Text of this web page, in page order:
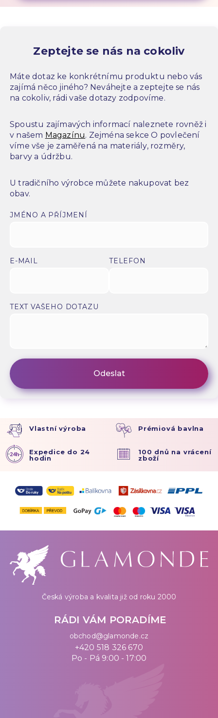
Zeptejte se nás na cokoliv
Máte dotaz ke konkrétnímu produktu nebo vás
zajímá něco jiného? Neváhejte a zeptejte se nás
na cokoliv, rádi vaše dotazy zodpovíme.
Spoustu zajímavých informací naleznete rovněž i
v našem Magazínu. Zejména sekce O povlečení
víme vše je zaměřená na materiály, rozměry,
barvy a údržbu.
U tradičního výrobce můžete nakupovat bez
obav.
JMÉNO A PŘÍJMENÍ
E-MAIL TELEFON
TEXT VAŠEHO DOTAZU
Vlastní výroba Prémiová bavlna
Expedice do 24
hodin
100 dnů na vrácení
zboží
Česká výroba a kvalita již od roku 2000
RÁDI VÁM PORADÍME
obchod@glamonde.cz
+420 518 326 670
Po - Pá 9:00 - 17:00